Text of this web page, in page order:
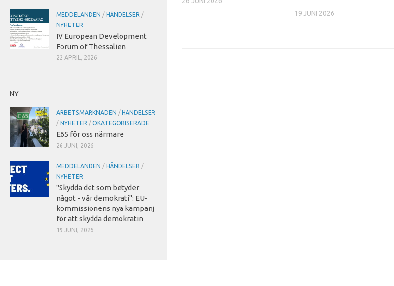
19 JUNI 2026
MEDDELANDEN / HÄNDELSER /
NYHETER
IV European Development
Forum of Thessalien
22 APRIL, 2026
NY
ARBETSMARKNADEN / HÄNDELSER
/ NYHETER / OKATEGORISERADE
E65 för oss närmare
26 JUNI, 2026
MEDDELANDEN / HÄNDELSER /
NYHETER
"Skydda det som betyder
något - vår demokrati": EU-
kommissionens nya kampanj
för att skydda demokratin
19 JUNI, 2026